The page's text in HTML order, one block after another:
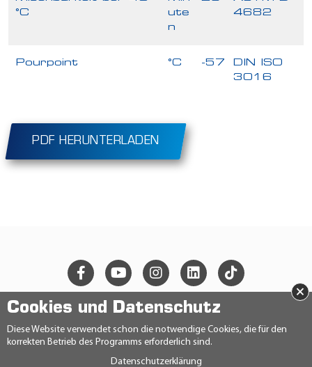
°C
ute
n
4682
Pourpoint °C -57
DIN ISO
3016
PDF HERUNTERLADEN
Cookies und Datenschutz
Diese Website verwendet schon die notwendige Cookies, die für den
korrekten Betrieb des Programms erforderlich sind.
Datenschutzerklärung
×
© 2026 Ravensberger Schmierstoffvertrieb GmbH
DATENSCHUTZERKLÄRUNG